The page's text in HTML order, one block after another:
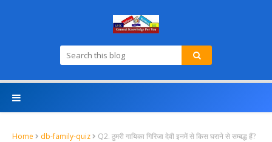
Home db-family-quiz
Q2. ठुमरी गायिका गिरिजा देवी इनमें से किस घराने से सम्बद्ध हैं?